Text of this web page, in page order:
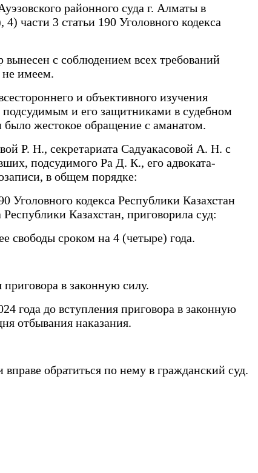
районного суда г. Алматы в
части 3 статьи 190 Уголовного кодекса
с соблюдением всех требований
не имеем.
и объективного изучения
подсудимым и его защитниками в судебном
было жестокое обращение с аманатом.
Р. Н., секретариата Садуакасовой А. Н. с
подсудимого Ра Д. К., его адвоката-
в общем порядке:
Уголовного кодекса Республики Казахстан
Казахстан, приговорила суд:
свободы сроком на 4 (четыре) года.
в законную силу.
года до вступления приговора в законную
отбывания наказания.
обратиться по нему в гражданский суд.